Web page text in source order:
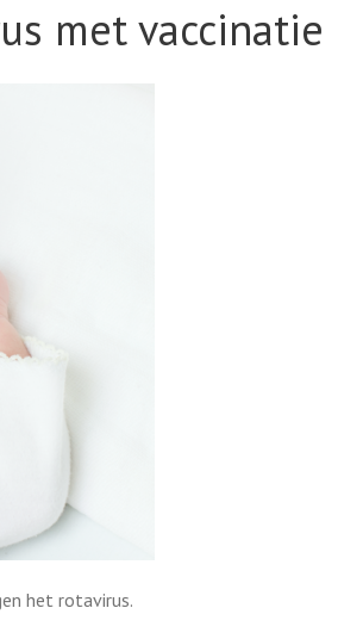
met vaccinatie
het rotavirus.